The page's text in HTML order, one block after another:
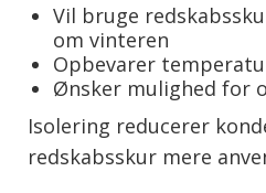
Vil bruge
om vinteren
Opbevarer
Ønsker mulighed for
Isolering reducerer
redskabsskur mere